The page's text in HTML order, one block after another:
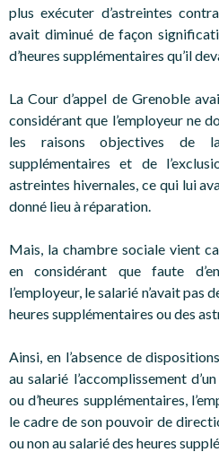
plus exécuter d’astreintes
avait diminué de façon
d’heures supplémentaires qu’il
La Cour d’appel de Grenoble
considérant que l’employeur ne
les raisons objectives de
supplémentaires et de
astreintes hivernales, ce qui lui
donné lieu à réparation.
Mais, la chambre sociale vient
en considérant que faute
l’employeur, le salarié n’avait
heures supplémentaires ou des
Ainsi, en l’absence de
au salarié l’accomplissement
ou d’heures supplémentaires,
le cadre de son pouvoir de
ou non au salarié des heures